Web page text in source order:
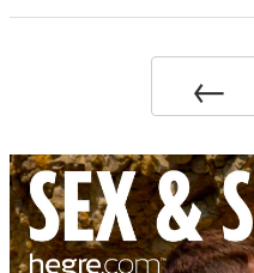
←